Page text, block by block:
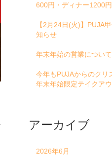
600円・ディナー1200円
【2月24日(火)】PUJA
知らせ
年末年始の営業について
今年もPUJAからのクリ
年末年始限定テイクアウ
アーカイブ
2026年6月